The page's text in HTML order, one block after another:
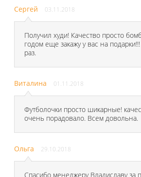
Сергей 03.11.2018
Получил худи! Качество просто
годом еще закажу у вас на
раз.
Виталина 01.11.2018
Футболочки просто шикарные!
очень порадовало. Всем довольна.
Ольга 29.10.2018
Спасибо менеджеру Владиславу за